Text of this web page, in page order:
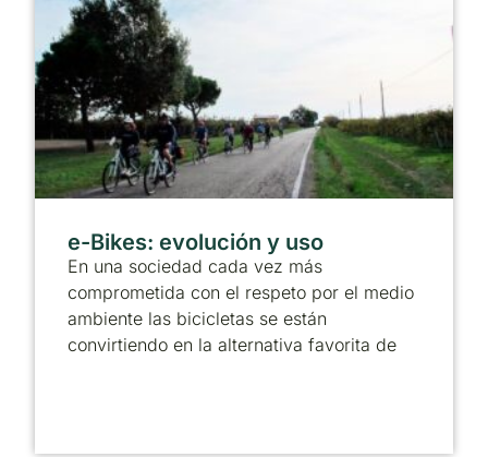
e-Bikes: evolución y uso
En una sociedad cada vez más
comprometida con el respeto por el medio
ambiente las bicicletas se están
convirtiendo en la alternativa favorita de